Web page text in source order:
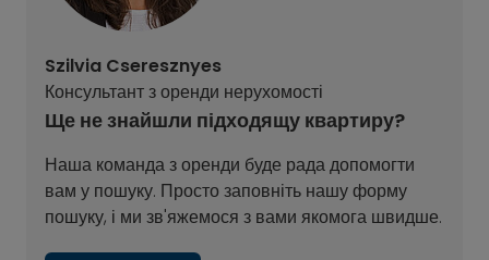
Szilvia Cseresznyes
Консультант з оренди нерухомості
Ще не знайшли підходящу квартиру?
Наша команда з оренди буде рада допомогти
вам у пошуку. Просто заповніть нашу форму
пошуку, і ми зв'яжемося з вами якомога швидше.